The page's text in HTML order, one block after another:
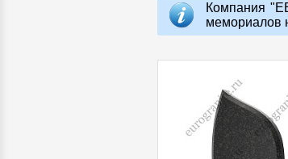
Компания
мемориалов